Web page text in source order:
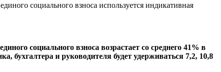
социального взноса используется индикативная
социального взноса возрастает со среднего 41% в
бухгалтера и руководителя будет удерживаться 7,2, 10,8